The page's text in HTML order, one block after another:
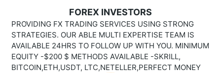
FOREX INVESTORS
PROVIDING FX TRADING SERVICES USING STRONG
STRATEGIES. OUR ABLE MULTI EXPERTISE TEAM IS
AVAILABLE 24HRS TO FOLLOW UP WITH YOU. MINIMUM
EQUITY -$200 $ METHODS AVAILABLE -SKRILL,
BITCOIN,ETH,USDT, LTC,NETELLER,PERFECT MONEY